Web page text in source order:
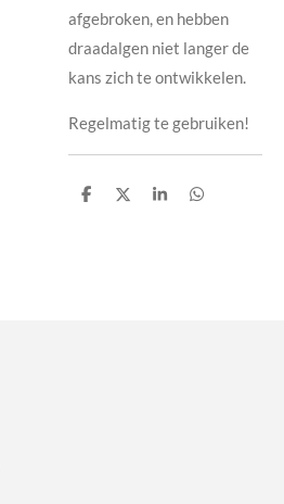
afgebroken, en hebben
draadalgen niet langer de
kans zich te ontwikkelen.
Regelmatig te gebruiken!
D
D
S
D